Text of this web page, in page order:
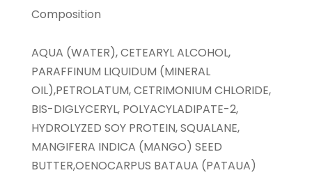
Composition
AQUA (WATER), CETEARYL ALCOHOL,
PARAFFINUM LIQUIDUM (MINERAL
OIL),PETROLATUM, CETRIMONIUM CHLORIDE,
BIS-DIGLYCERYL, POLYACYLADIPATE-2,
HYDROLYZED SOY PROTEIN, SQUALANE,
MANGIFERA INDICA (MANGO) SEED
BUTTER,OENOCARPUS BATAUA (PATAUA)